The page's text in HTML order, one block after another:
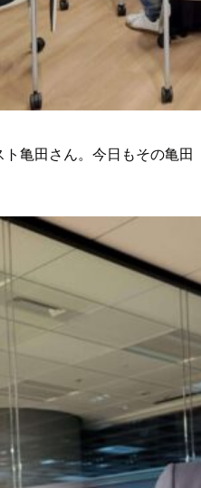
亀田さん。今日もその亀田